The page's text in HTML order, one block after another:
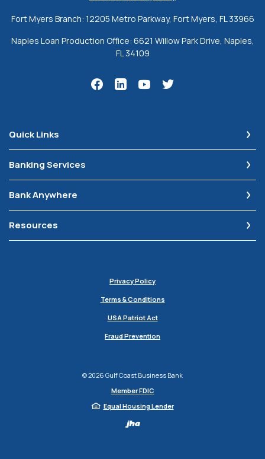
Fort Myers Branch: 12205 Metro Parkway, Fort Myers, FL 33966
Naples Loan Production Office: 6621 Willow Park Drive, Naples,
FL 34109
Quick Links
Banking Services
Bank Anywhere
Resources
Privacy Policy
Terms & Conditions
USA Patriot Act
Fraud Prevention
©2026 Gulf Coast Business Bank
Member FDIC
Equal Housing Lender
Created by Jack